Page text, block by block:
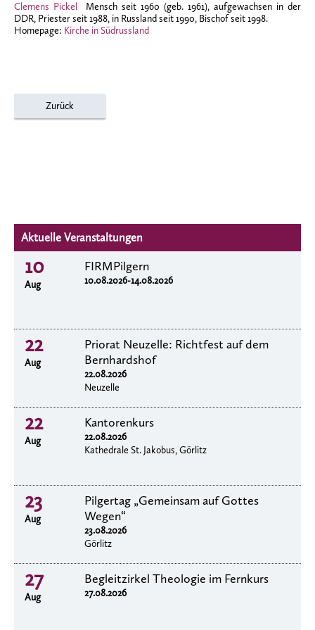
Clemens Pickel Mensch seit 1960 (geb. 1961), aufgewachsen in der
DDR, Priester seit 1988, in Russland seit 1990, Bischof seit 1998.
Homepage: Kirche in Südrussland
Zurück
Aktuelle Veranstaltungen
10
Aug
FIRMPilgern
10.08.2026-14.08.2026
22
Aug
Priorat Neuzelle: Richtfest auf dem
Bernhardshof
22.08.2026
Neuzelle
22
Aug
Kantorenkurs
22.08.2026
Kathedrale St. Jakobus, Görlitz
23
Aug
Pilgertag „Gemeinsam auf Gottes
Wegen“
23.08.2026
Görlitz
27
Aug
Begleitzirkel Theologie im Fernkurs
27.08.2026